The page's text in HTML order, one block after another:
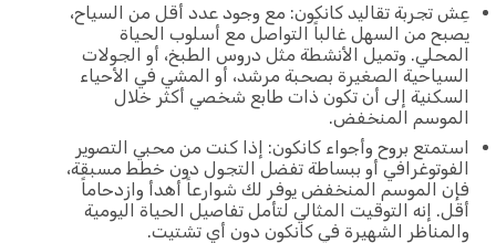
تقاليد كانكون: مع وجود عدد أقل من السياح،
من السهل غالباً التواصل مع أسلوب الحياة
وتميل الأنشطة مثل دروس الطبخ، أو الجولات
الصغيرة بصحبة مرشد، أو المشي في الأحياء
إلى أن تكون ذات طابع شخصي أكثر خلال
المنخفض.
بروح وأجواء كانكون: إذا كنت من محبي التصوير
أو ببساطة تفضل التجول دون خطط مسبقة،
الموسم المنخفض يوفر لك شوارعاً أهدأ وازدحاماً
إنه التوقيت المثالي لتأمل تفاصيل الحياة اليومية
الشهيرة في كانكون دون أي تشتيت.